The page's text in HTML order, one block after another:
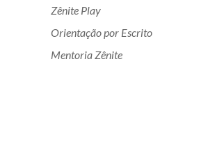
Zênite Play
Orientação por Escrito
Mentoria Zênite